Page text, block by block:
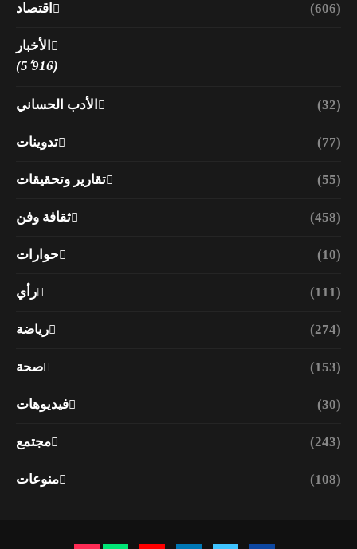
اقتصاد (606)
الأخبار
(5٬916)
الأدب الحساني (32)
تدوينات (77)
تقارير وتحقيقات (55)
ثقافة وفن (458)
حوارات (10)
رأي (111)
رياضة (274)
صحة (153)
فيديوهات (30)
مجتمع (243)
منوعات (108)